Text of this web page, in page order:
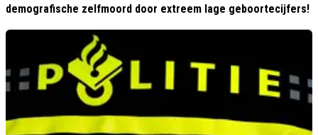
demografische zelfmoord door extreem lage geboortecijfers!